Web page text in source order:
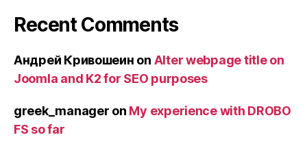
Recent Comments
Андрей Кривошеин on Alter webpage title on
Joomla and K2 for SEO purposes
greek_manager on My experience with DROBO
FS so far